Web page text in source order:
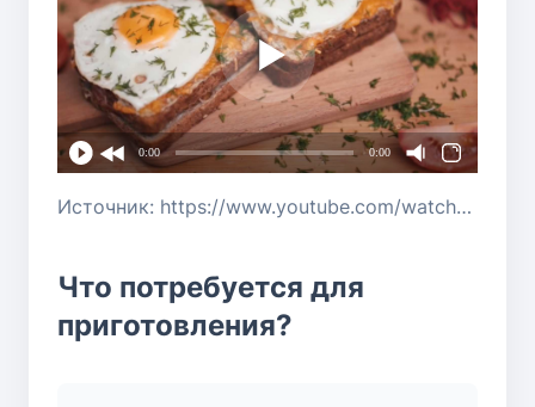
0:00 0:00
Источник: https://www.youtube.com/watch?v=B1F6Ihcd9E8
Что потребуется для
приготовления?